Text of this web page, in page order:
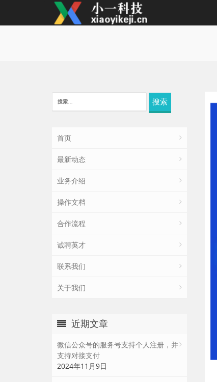
搜
索：
首页
最新动态
业务介绍
操作文档
合作流程
诚聘英才
联系我们
关于我们
近期文章
微信公众号的服务号支持个人注册，并
支持对接支付
2024年11月9日